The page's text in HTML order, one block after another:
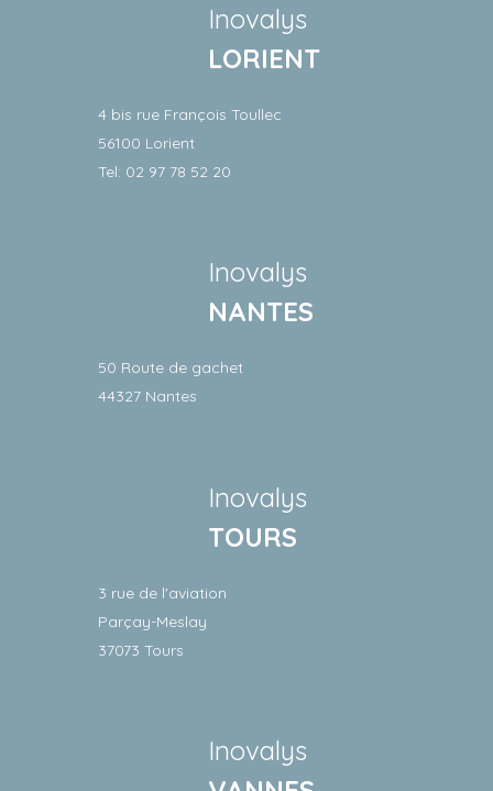
Inovalys
LORIENT
4 bis rue François Toullec
56100 Lorient
Tel: 02 97 78 52 20
Inovalys
NANTES
50 Route de gachet
44327 Nantes
Inovalys
TOURS
3 rue de l'aviation
Parçay-Meslay
37073 Tours
Inovalys